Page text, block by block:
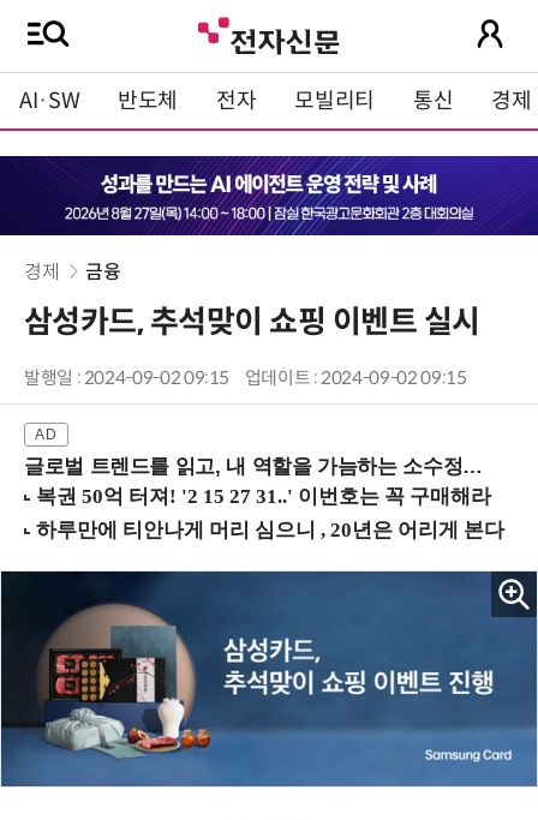
AI·SW 반도체 전자 모빌리티 통신 경제
경제 금융
삼성카드, 추석맞이 쇼핑 이벤트 실시
발행일 : 2024-09-02 09:15 업데이트 : 2024-09-02 09:15
글로벌 트렌드를 읽고, 내 역할을 가늠하는 소수정예 실습 워크숍 (8/28 신논현역)